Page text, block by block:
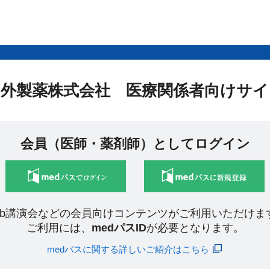
製薬株式会社 医療関係者向けサ
会員（医師・薬剤師）としてログイン
講演会などの会員向けコンテンツがご利用いただけま
ご利用には、 medパスIDが必要となります。
medパスに関する詳しいご紹介はこちら